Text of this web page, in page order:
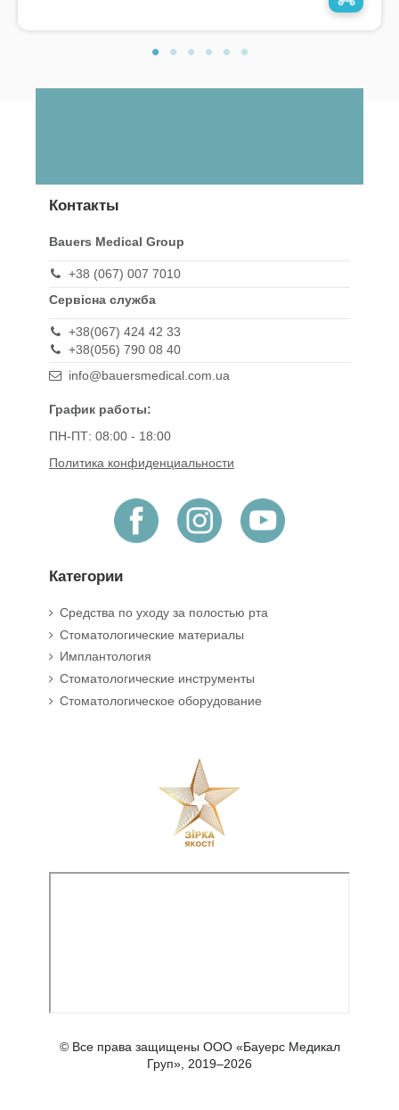
Контакты
Bauers Medical Group
+38 (067) 007 7010
Сервісна служба
+38(067) 424 42 33
+38(056) 790 08 40
info@bauersmedical.com.ua
График работы:
ПН-ПТ: 08:00 - 18:00
Политика конфиденциальности
Категории
Средства по уходу за полостью рта
Стоматологические материалы
Имплантология
Стоматологические инструменты
Стоматологическое оборудование
© Все права защищены ООО «Бауерс Медикал
Груп», 2019–2026